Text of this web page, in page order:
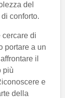
del
conforto.
cercare di
portare a un
il
più
e
della